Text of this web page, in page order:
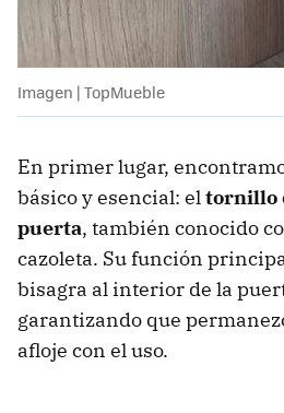
Imagen | TopMueble
En primer lugar,
básico y esencial: eltornillo
puerta, también conocido
cazoleta. Su función
bisagra al interior de la
garantizando que
afloje con el uso.